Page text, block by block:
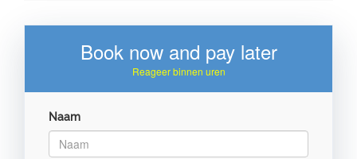
Book now and pay later
Reageer binnen uren
Naam